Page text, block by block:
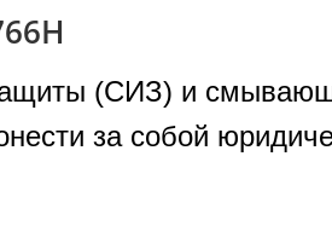
защиты (СИЗ) и
за собой